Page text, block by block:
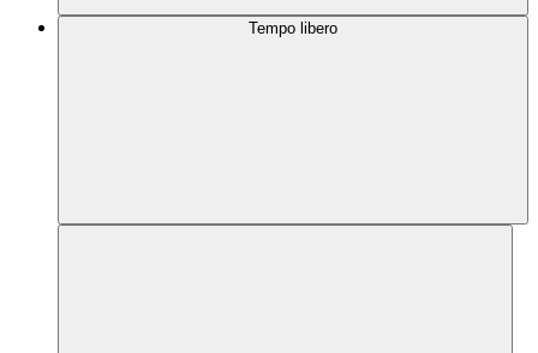
Tempo libero